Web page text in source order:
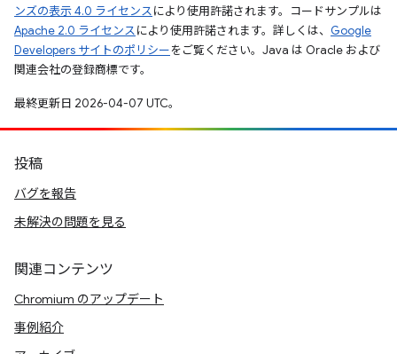
ンズの表示 4.0 ライセンスにより使用許諾されます。コードサンプルは
Apache 2.0 ライセンスにより使用許諾されます。詳しくは、 Google
Developers サイトのポリシーをご覧ください。Java は Oracle および
関連会社の登録商標です。
最終更新日 2026-04-07 UTC。
投稿
バグを報告
未解決の問題を見る
関連コンテンツ
Chromium のアップデート
事例紹介